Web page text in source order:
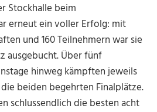
Stockhalle beim
erneut ein voller Erfolg: mit
und 160 Teilnehmern war sie
ausgebucht. Über fünf
hinweg kämpften jeweils
beiden begehrten Finalplätze.
schlussendlich die besten acht